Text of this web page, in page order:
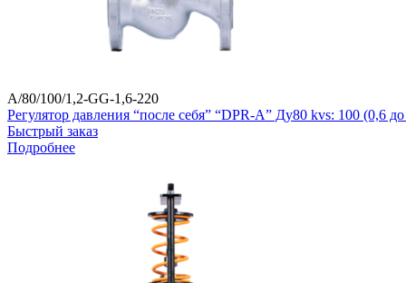
A/80/100/1,2-GG-1,6-220
Регулятор давления “после себя” “DPR-A” Ду80 kvs: 100
Быстрый заказ
Подробнее